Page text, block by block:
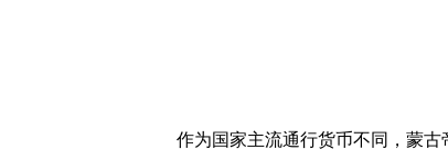
作为国家主流通行货币不同，蒙